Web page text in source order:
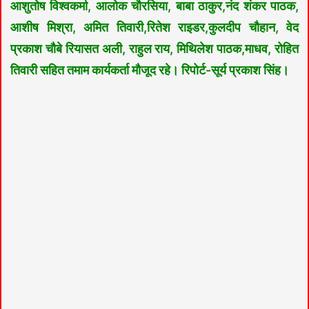
आशुतोष विश्वकर्मा, आलोक चौरसिया, बाबा ठाकुर,नंद शंकर पाठक,
आशीष मिश्रा, अमित तिवारी,रितेश राइडर,कुलदीप चौहान, वेद
प्रकाश चौबे रियासत अली, राहुल राय, मिथिलेश पाठक,माधव, रोहित
तिवारी सहित तमाम कार्यकर्ता मौजूद रहे। रिपोर्ट-सूर्य प्रकाश सिंह।